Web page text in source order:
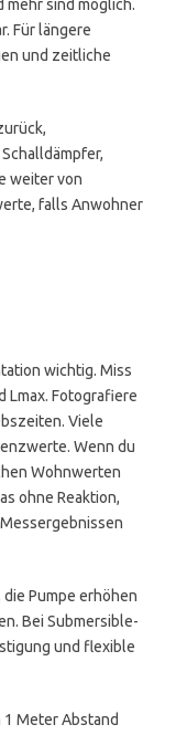
mehr sind möglich.
Für längere
und zeitliche
weiter von
falls Anwohner
wichtig. Miss
Lmax. Fotografiere
Viele
Wenn du
Wohnwerten
ohne Reaktion,
Pumpe erhöhen
Bei Submersible-
und flexible
Meter Abstand